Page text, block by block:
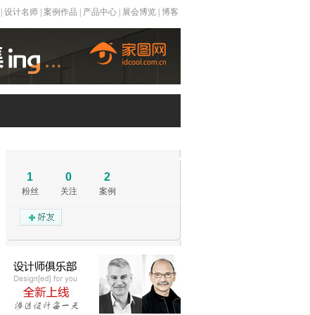
设计名师| 案例作品 产品中心| 展会博览| 博客
1
粉丝
0
关注
2
案例